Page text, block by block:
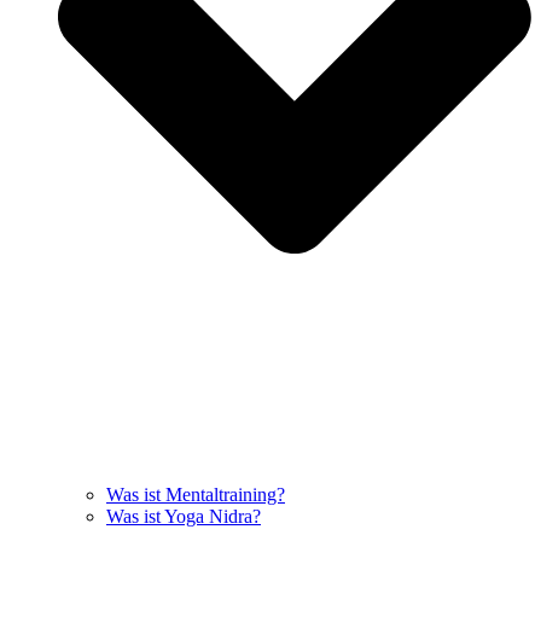
Was ist Mentaltraining?
Was ist Yoga Nidra?